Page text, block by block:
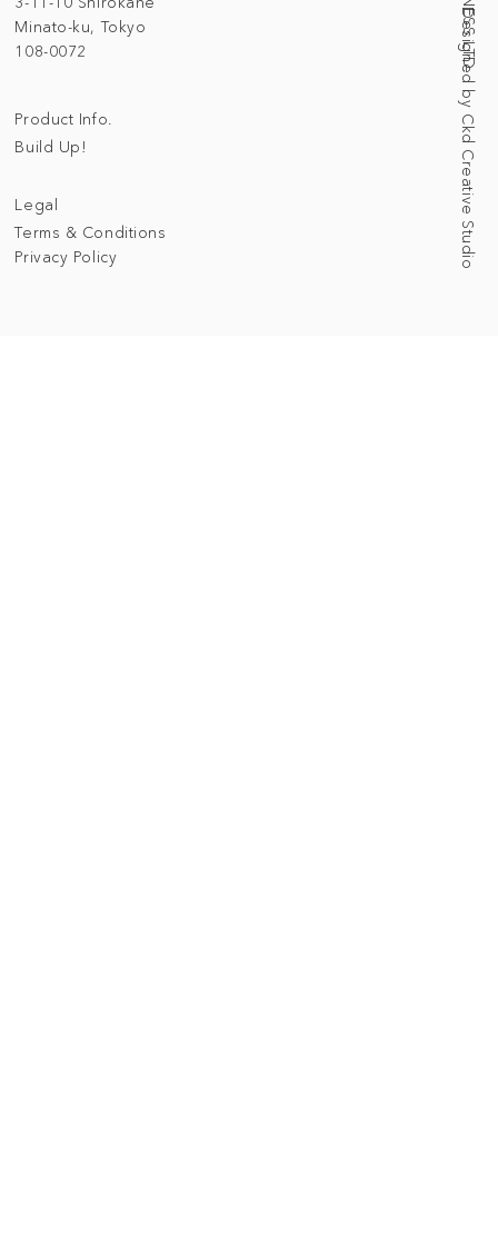
Minato-ku, Tokyo
108-0072
Web Designed by Ckd Creative Studio
Legal
Terms & Conditions
Privacy Policy
Product Info.
Build Up!